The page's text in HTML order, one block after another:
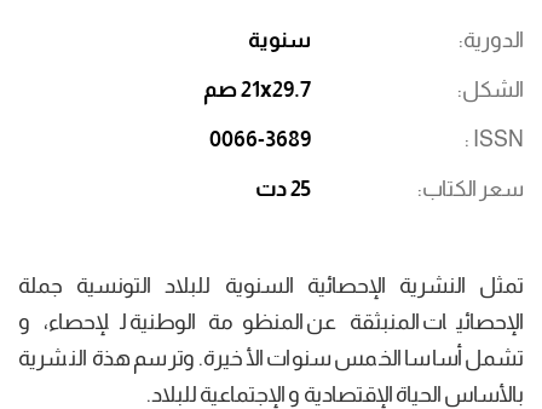
الدورية سنوية
الشكل 21x29.7 صم
ISSN
0066-3689
سعر الكتاب 25 دت
تمثل النشرية الإحصائية السنوية للبلاد التونسية جملة
الإحصائيات المنبثقة عن المنظومة الوطنية للإحصاء، و
تشمل أساسا الخمس سنوات الأخيرة. وترسم هذة النشرية
بالأساس الحياة الإقتصادية و الإجتماعية للبلاد.